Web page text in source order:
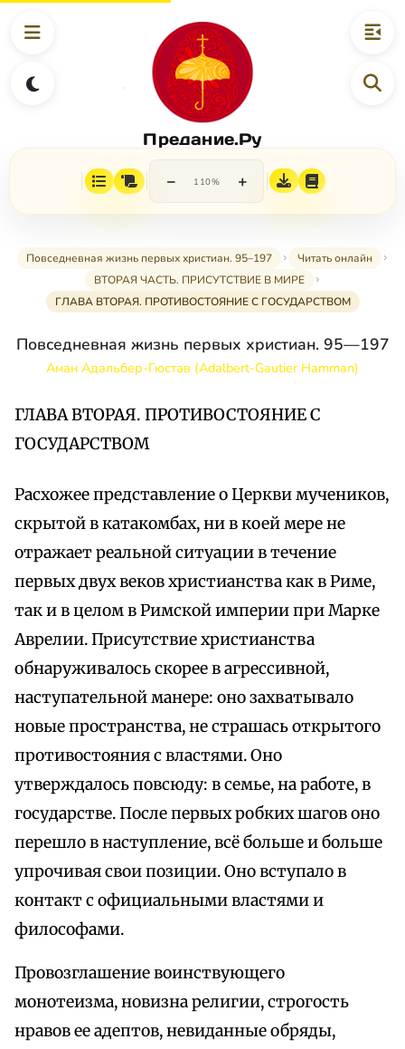
Предание.Ру
− 110% +
Повседневная жизнь первых христиан. 95–197
Читать онлайн
ВТОРАЯ ЧАСТЬ. ПРИСУТСТВИЕ В МИРЕ
ГЛАВА ВТОРАЯ. ПРОТИВОСТОЯНИЕ С ГОСУДАРСТВОМ
Повседневная жизнь первых христиан. 95—197
Аман Адальбер-Гюстав (Adalbert-Gautier Hamman)
ГЛАВА ВТОРАЯ. ПРОТИВОСТОЯНИЕ С
ГОСУДАРСТВОМ
Расхожее представление о Церкви мучеников,
скрытой в катакомбах, ни в коей мере не
отражает реальной ситуации в течение
первых двух веков христианства как в Риме,
так и в целом в Римской империи при Марке
Аврелии. Присутствие христианства
обнаруживалось скорее в агрессивной,
наступательной манере: оно захватывало
новые пространства, не страшась открытого
противостояния с властями. Оно
утверждалось повсюду: в семье, на работе, в
государстве. После первых робких шагов оно
перешло в наступление, всё больше и больше
упрочивая свои позиции. Оно вступало в
контакт с официальными властями и
философами.
Провозглашение воинствующего
монотеизма, новизна религии, строгость
нравов ее адептов, невиданные обряды,